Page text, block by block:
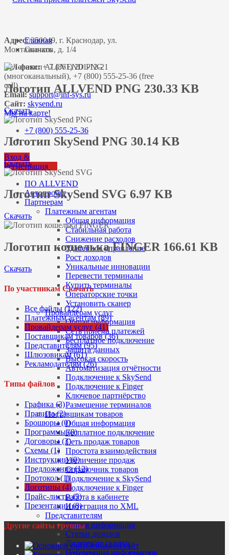
Адрес:350049, г. Краснодар, ул.
Монтажников, д. 1/4
Тел-факс:+ 7 (861) 201-12-21
(многоканальный), +7 (800) 555-25-36 (free
call)
Email:
Сайт: skysend.ru
Мы на карте!
+7 (800) 555-25-36
Вход &
Регистрация
ПО ALLVEND
Автопробег
Партнерам
Платежным агентам
Общая информация
Стабильная работа
Снижение расходов
Удаленное управление
Рост доходов
Уникальные инновации
Перевести терминалы
Купить терминалы
Операторские точки
Установить сканер
Провайдерам услуг
Общая информация
Сеть приема платежей
Бесплатное подключение
Защита данных
Высокая скорость
Автоматизация отчётности
Подключение к SkySend
Подключение к Finger
Ключевое партнёрство
Размещение терминалов
Поставщикам товаров
Общая информация
Бесплатное подключение
Сеть продаж товаров
Простота взаимодействия
Увеличение продаж
Справочник товаров
Подключение к SkySend
Подключение к Finger
Работа в кабинете
Интеграция по XML
Представителям
Общая информация
Статьи доходов
Дилерские скидки
Публикация информации
Главная
Скачать
Логотип ALLVEND PNG 230.33 KB
Скачать
Логотип SkySend PNG 30.14 KB
Скачать
Логотип SkySend SVG 6.97 KB
Скачать
Логотип кошелька FINGER 166.61 KB
Скачать
По участникам Скачать
Все файлы (122)
Платежным агентам (89)
Провайдерам услуг (41)
Поставщикам товаров (36)
Представителям (95)
Шлюзовикам (61)
Рекламодателям (26)
Типы файлов
Графика (3)
Правила (2)
Брошюры (0)
Программы (0)
Договоры (3)
Схемы (1)
Инструкции (0)
Предложения (12)
Протокол (1)
Логотипы (4)
Прайс-листы (3)
Презентации (8)
Другие сайты группы
Основной сайт